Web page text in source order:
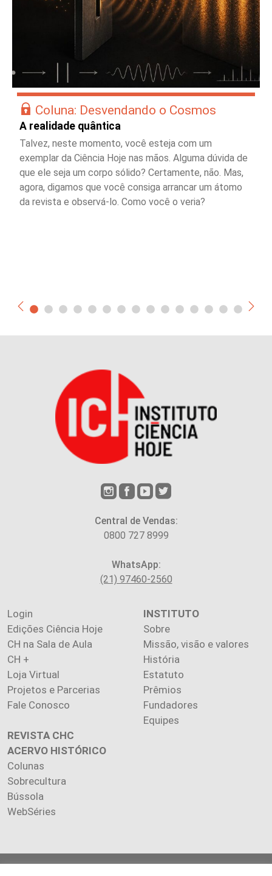
Coluna: Desvendando o Cosmos
A realidade quântica
Talvez, neste momento, você esteja com um
exemplar da Ciência Hoje nas mãos. Alguma dúvida de
que ele seja um corpo sólido? Certamente, não. Mas,
agora, digamos que você consiga arrancar um átomo
da revista e observá-lo. Como você o veria?
Central de Vendas:
0800 727 8999
WhatsApp:
(21) 97460-2560
Login
Edições Ciência Hoje
CH na Sala de Aula
CH +
Loja Virtual
Projetos e Parcerias
Fale Conosco
INSTITUTO
Sobre
Missão, visão e valores
História
Estatuto
Prêmios
Fundadores
Equipes
REVISTA CHC
ACERVO HISTÓRICO
Colunas
Sobrecultura
Bússola
WebSéries